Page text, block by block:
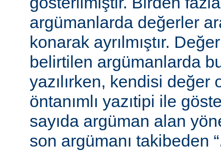
argümanlarda değerler
konarak ayrılmıştır.
belirtilen argümanlarda
yazılırken, kendisi değer
öntanımlı yazıtipi ile
sayıda argüman alan
son argümanı takibeden